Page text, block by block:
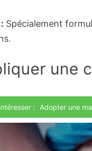
Spécialement
une
: Adopter une